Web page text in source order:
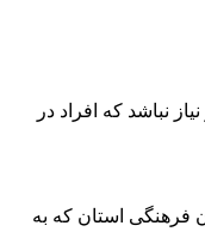
نباشد که افراد در
اخیر ستاد ساماندهی شئون فرهنگی استان که به